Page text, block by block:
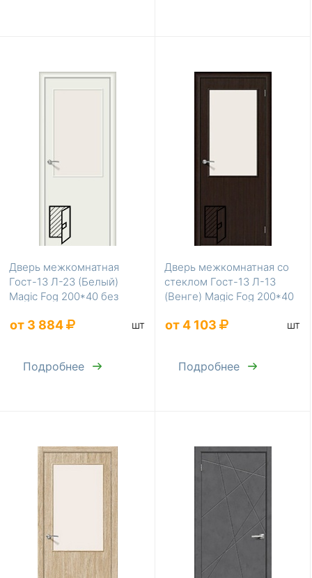
Дверь межкомнатная
Гост-13 Л-23 (Белый)
Magic Fog 200*40 без
от 3 884 шт
Подробнее
Дверь межкомнатная со
стеклом Гост-13 Л-13
(Венге) Magic Fog 200*40
от 4 103 шт
Подробнее